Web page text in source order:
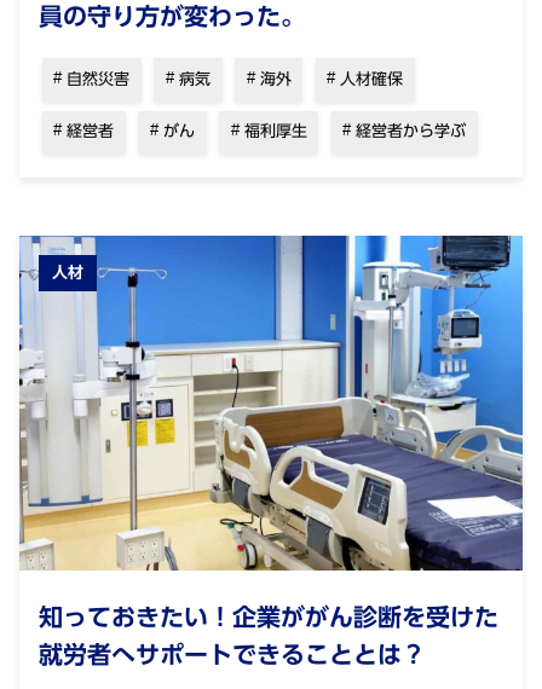
員の守り方が変わった。
自然災害 病気 海外 人材確保
経営者 がん 福利厚生 経営者から学ぶ
人材
知っておきたい！企業ががん診断を受けた
就労者へサポートできることとは？